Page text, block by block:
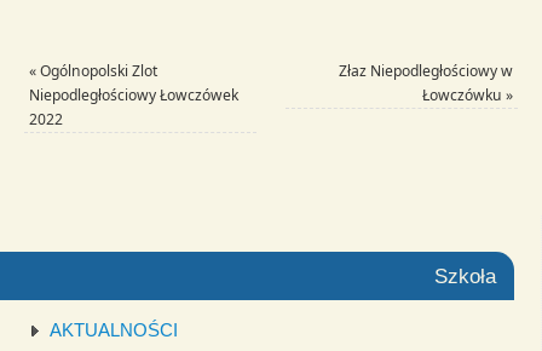
«Ogólnopolski Zlot
Niepodległościowy Łowczówek
2022
Złaz Niepodległościowy w
Łowczówku »
Szkoła
AKTUALNOŚCI